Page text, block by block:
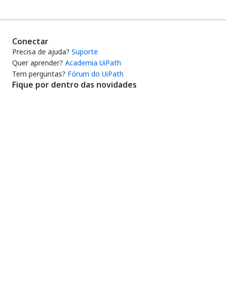
Conectar
Precisa de ajuda? Suporte
Quer aprender? Academia UiPath
Tem perguntas? Fórum do UiPath
Fique por dentro das novidades